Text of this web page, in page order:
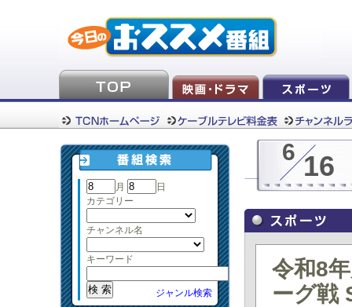
月
日
カテゴリー
チャンネル名
キーワード
ジャンル検索
6 16
令和8
ーグ戦